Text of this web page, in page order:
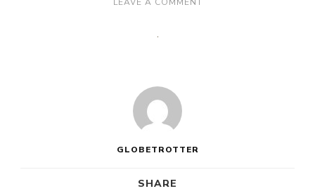
GLOBETROTTER
SHARE